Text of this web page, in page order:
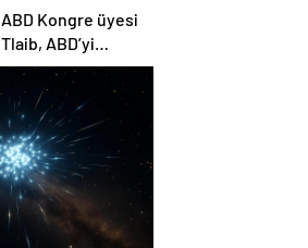
ABD Kongre üyesi
Tlaib, ABD’yi
Filistin’deki
“soykırımda suç
ortağı” olmakla
itham etti